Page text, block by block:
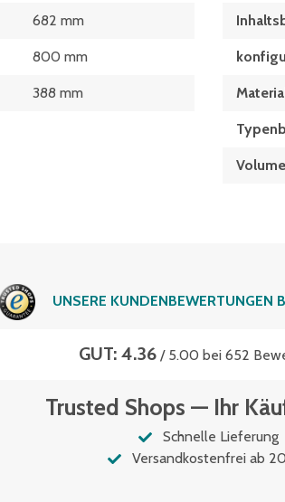
682 mm
800 mm
388 mm
UNSERE KUNDENBEWERTUNGEN
GUT: 4.36 / 5.00 bei 652
Trusted Shops — Ihr
Schnelle Lieferung
Versandkostenfrei ab